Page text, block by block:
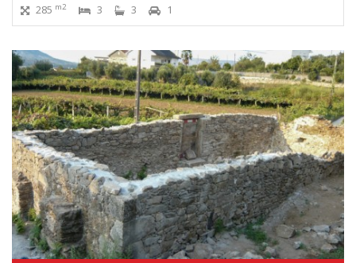
285 m2 3 3 1